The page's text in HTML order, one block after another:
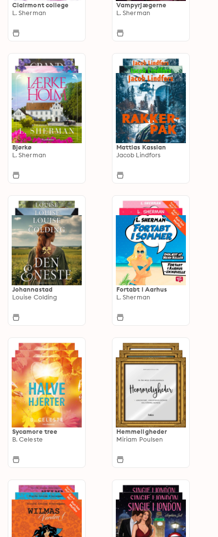
Clairmont college
L. Sherman
Vampyrjægerne
L. Sherman
Bjørkø
L. Sherman
Mattias Kassian
Jacob Lindfors
Johannastad
Louise Colding
Fortabt i Aarhus
L. Sherman
Sycamore tree
B. Celeste
Hemmeligheder
Miriam Poulsen